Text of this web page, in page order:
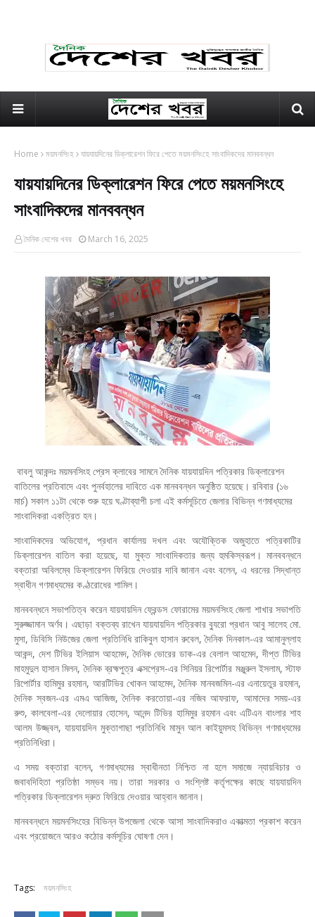
Home ময়মনসিংহ যায়যায়দিনের ডিক্লারেশন ফিরে পেতে ময়মনসিংহে সাংবাদিকদের মানববন্ধন
যায়যায়দিনের ডিক্লারেশন ফিরে পেতে ময়মনসিংহে
সাংবাদিকদের মানববন্ধন
দৈনিক দেশের খবর March 16, 2025
বাবলু আকন্দঃ ময়মনসিংহ প্রেস ক্লাবের সামনে দৈনিক যায়যায়দিন পত্রিকার ডিক্লারেশন
বাতিলের প্রতিবাদে এবং পুনর্বহালের দাবিতে এক মানববন্ধন অনুষ্ঠিত হয়েছে। রবিবার (১৬
মার্চ) সকাল ১১টা থেকে শুরু হয়ে ঘণ্টাব্যাপী চলা এই কর্মসূচিতে জেলার বিভিন্ন গণমাধ্যমের
সাংবাদিকরা একত্রিত হন।
সাংবাদিকদের অভিযোগ, প্রধান কার্যালয় দখল এবং অযৌক্তিক অজুহাতে পত্রিকাটির
ডিক্লারেশন বাতিল করা হয়েছে, যা মুক্ত সাংবাদিকতার জন্য হুমকিস্বরূপ। মানববন্ধনে
বক্তারা অবিলম্বে ডিক্লারেশন ফিরিয়ে দেওয়ার দাবি জানান এবং বলেন, এ ধরনের সিদ্ধান্ত
স্বাধীন গণমাধ্যমের কণ্ঠরোধের শামিল।
মানববন্ধনে সভাপতিত্ব করেন যায়যায়দিন ফ্রেন্ডস ফোরামের ময়মনসিংহ জেলা শাখার সভাপতি
সুরুজ্জামান অর্ণব। এছাড়া বক্তব্য রাখেন যায়যায়দিন পত্রিকার ব্যুরো প্রধান আবু সালেহ মো.
মুসা, ডিবিসি নিউজের জেলা প্রতিনিধি রাকিবুল হাসান রুবেল, দৈনিক দিনকাল-এর আমানুল্লাহ
আকন্দ, দেশ টিভির ইলিয়াস আহমেদ, দৈনিক ভোরের ডাক-এর বেলাল আহমেদ, দীপ্ত টিভির
মাহমুদুল হাসান মিলন, দৈনিক ব্রহ্মপুত্র এক্সপ্রেস-এর সিনিয়র রিপোর্টার মঞ্জুরুল ইসলাম, স্টাফ
রিপোর্টার হামিমুর রহমান, আরটিভির খোকন আহমেদ, দৈনিক মানবজমিন-এর এনায়েতুর রহমান,
দৈনিক স্বজন-এর এমএ আজিজ, দৈনিক করতোয়া-এর নজিব আফরাফ, আমাদের সময়-এর
রুশু, কালবেলা-এর দেলোয়ার হোসেন, আনন্দ টিভির হামিমুর রহমান এবং এটিএন বাংলার শাহ
আলম উজ্জ্বল, যায়যায়দিন মুক্তাগাছা প্রতিনিধি মামুন আল কাইয়ুমসহ বিভিন্ন গণমাধ্যমের
প্রতিনিধিরা।
এ সময় বক্তারা বলেন, গণমাধ্যমের স্বাধীনতা নিশ্চিত না হলে সমাজে ন্যায়বিচার ও
জবাবদিহিতা প্রতিষ্ঠা সম্ভব নয়। তারা সরকার ও সংশ্লিষ্ট কর্তৃপক্ষের কাছে যায়যায়দিন
পত্রিকার ডিক্লারেশন দ্রুত ফিরিয়ে দেওয়ার আহ্বান জানান।
মানববন্ধনে ময়মনসিংহের বিভিন্ন উপজেলা থেকে আসা সাংবাদিকরাও একাত্মতা প্রকাশ করেন
এবং প্রয়োজনে আরও কঠোর কর্মসূচির ঘোষণা দেন।
Tags: ময়মনসিংহ